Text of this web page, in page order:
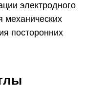
электродного
механических
посторонних